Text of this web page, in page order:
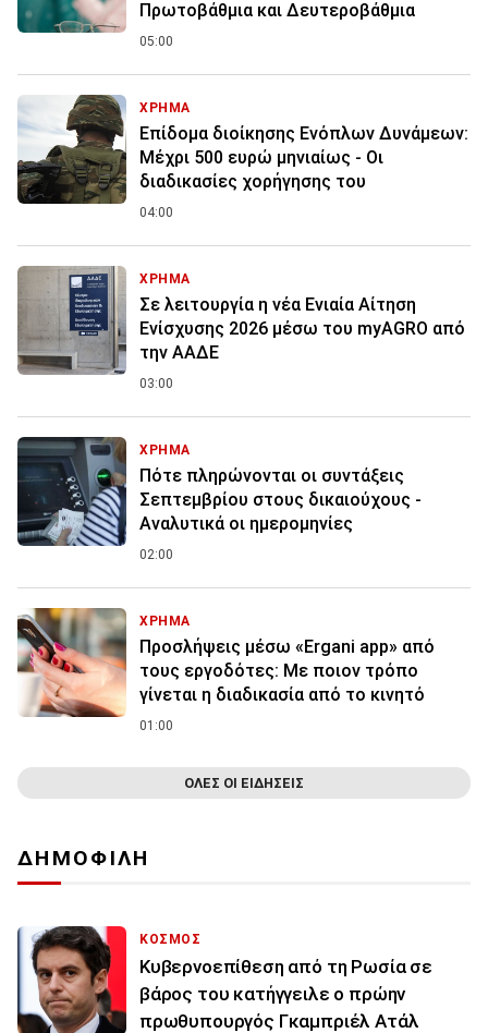
Πρωτοβάθμια και Δευτεροβάθμια
05:00
ΧΡΗΜΑ
Επίδομα διοίκησης Ενόπλων Δυνάμεων:
Μέχρι 500 ευρώ μηνιαίως - Οι
διαδικασίες χορήγησης του
04:00
ΧΡΗΜΑ
Σε λειτουργία η νέα Ενιαία Αίτηση
Ενίσχυσης 2026 μέσω του myAGRO από
την ΑΑΔΕ
03:00
ΧΡΗΜΑ
Πότε πληρώνονται οι συντάξεις
Σεπτεμβρίου στους δικαιούχους -
Αναλυτικά οι ημερομηνίες
02:00
ΧΡΗΜΑ
Προσλήψεις μέσω «Ergani app» από
τους εργοδότες: Με ποιον τρόπο
γίνεται η διαδικασία από το κινητό
01:00
ΟΛΕΣ ΟΙ ΕΙΔΗΣΕΙΣ
ΔΗΜΟΦΙΛΗ
ΚΟΣΜΟΣ
Κυβερνοεπίθεση από τη Ρωσία σε
βάρος του κατήγγειλε ο πρώην
πρωθυπουργός Γκαμπριέλ Ατάλ